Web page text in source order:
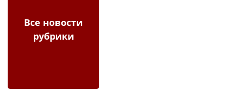
Все новости
рубрики